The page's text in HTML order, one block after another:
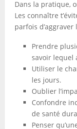
Dans la pratique,
Les connaître
parfois
Prendre
savoir lequel
Utiliser le
les jours.
Oublier
Confondre
de santé
Penser